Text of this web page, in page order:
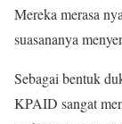
Mereka merasa
suasananya
Sebagai bentuk
KPAID sangat